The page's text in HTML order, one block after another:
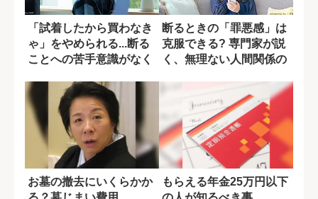
「試着したから買わなき
ゃ」をやめられる...断る
ことへの苦手意識がなく
断るときの「罪悪感」は
克服できる? 専門家が説
く、無理ない人間関係の
お墓の撤去にいくらかか
もらえる年金25万円以下